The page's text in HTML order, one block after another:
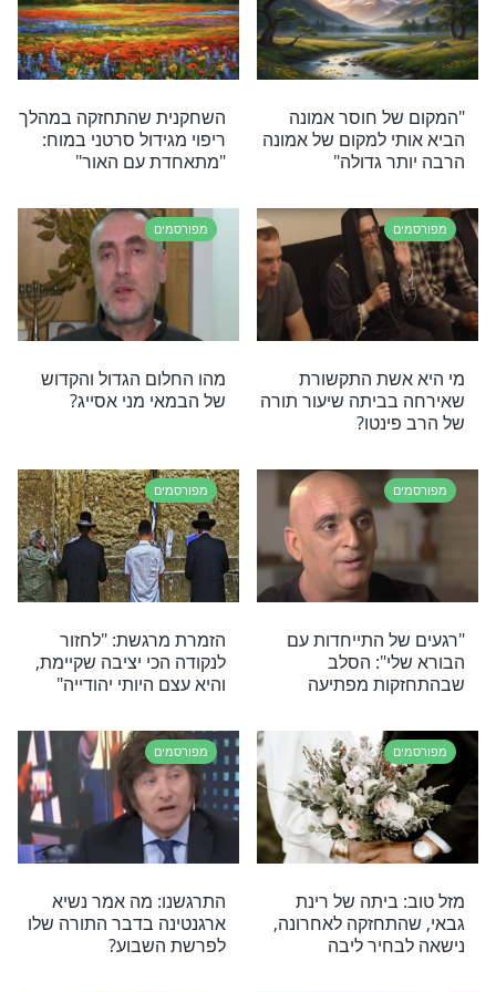
שסירב לבקשת המארגנים להחביא את הזהות
חושף את הניסים הגדולים שמלווים אותו מאז
מעזים לדבר?
על הראש?"
מפורסמים
יפהפיות"
לעוקביה
האלה, יש בורא
הבא"
מפורסמים
השחקן שחזר בתשובה:
דתי"
מפורסמים